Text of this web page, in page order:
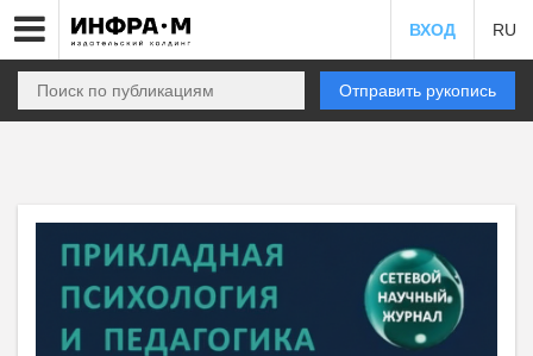
ВХОД RU
Отправить рукопись